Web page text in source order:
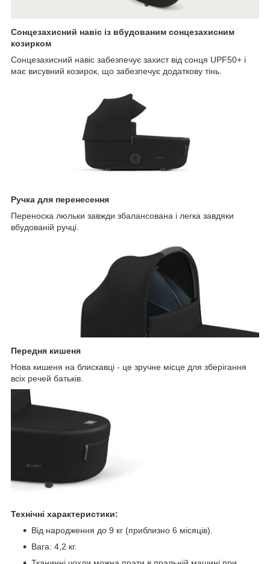
Сонцезахисний навіс із вбудованим сонцезахисним
козирком
Сонцезахисний навіс забезпечує захист від сонця UPF50+ і
має висувний козирок, що забезпечує додаткову тінь.
Ручка для перенесення
Переноска люльки завжди збалансована і легка завдяки
вбудованій ручці.
Передня кишеня
Нова кишеня на блискавці - це зручне місце для зберігання
всіх речей батьків.
Технічні характеристики:
Від народження до 9 кг (приблизно 6 місяців).
Вага: 4,2 кг.